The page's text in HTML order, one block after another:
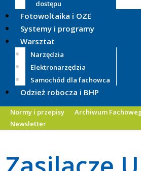
dostępu
Fotowoltaika i OZE
Systemy i programy
Warsztat
Narzędzia
Elektronarzędzia
Samochód dla fachowca
Odzież robocza i BHP
Normy i przepisy
Archiwum
Newsletter